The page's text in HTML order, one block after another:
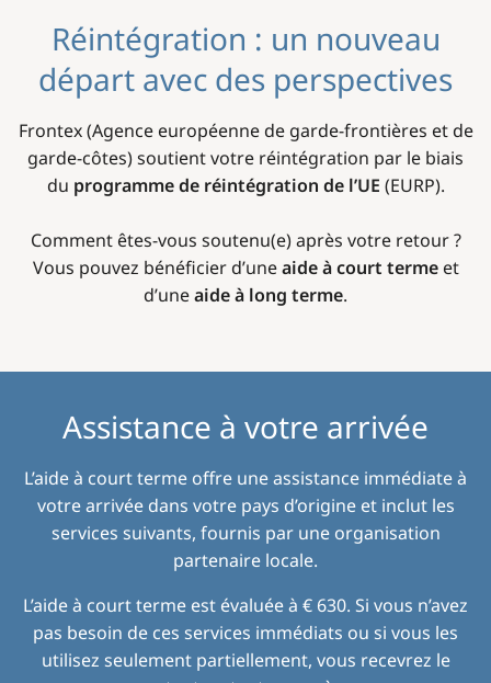
Réintégration : un nouveau
départ avec des perspectives
Frontex (Agence européenne de garde-frontières et de
garde-côtes) soutient votre réintégration par le biais
du programme de réintégration de l’UE (EURP).
Comment êtes-vous soutenu(e) après votre retour ?
Vous pouvez bénéficier d’uneaide à court termeet
d’uneaide à long terme.
Assistance à votre arrivée
L’aide à court terme offre une assistance immédiate à
votre arrivée dans votre pays d’origine et inclut les
services suivants, fournis par une organisation
partenaire locale.
L’aide à court terme est évaluée à € 630. Si vous n’avez
pas besoin de ces services immédiats ou si vous les
utilisez seulement partiellement, vous recevrez le